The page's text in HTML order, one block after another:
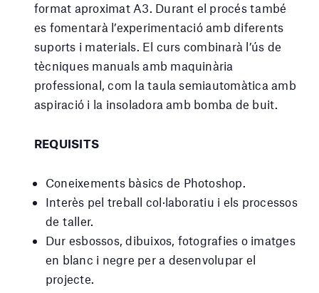
format aproximat A3. Durant el procés també
es fomentarà l’experimentació amb diferents
suports i materials. El curs combinarà l’ús de
tècniques manuals amb maquinària
professional, com la taula semiautomàtica amb
aspiració i la insoladora amb bomba de buit.
REQUISITS
Coneixements bàsics de Photoshop.
Interès pel treball col·laboratiu i els processos
de taller.
Dur esbossos, dibuixos, fotografies o imatges
en blanc i negre per a desenvolupar el
projecte.